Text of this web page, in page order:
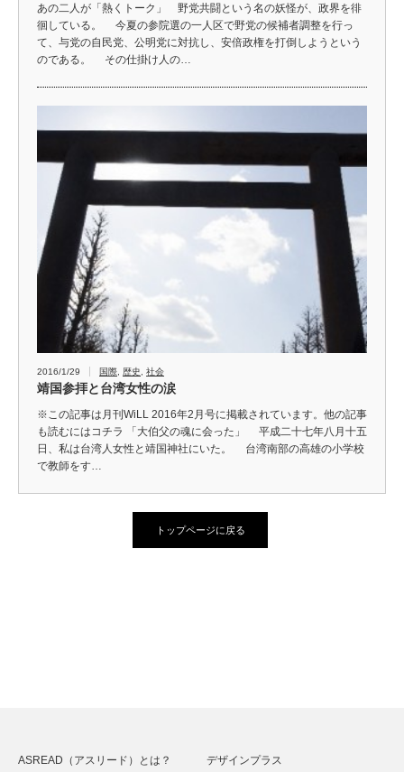
あの二人が「熱くトーク」 野党共闘という名の妖怪が、政界を徘
徊している。 今夏の参院選の一人区で野党の候補者調整を行っ
て、与党の自民党、公明党に対抗し、安倍政権を打倒しようという
のである。 その仕掛け人の…
2016/1/29 国際, 歴史, 社会
靖国参拝と台湾女性の涙
※この記事は月刊WiLL 2016年2月号に掲載されています。他の記事
も読むにはコチラ 「大伯父の魂に会った」 平成二十七年八月十五
日、私は台湾人女性と靖国神社にいた。 台湾南部の高雄の小学校
で教師をす…
トップページに戻る
ASREAD（アスリード）とは？ デザインプラス